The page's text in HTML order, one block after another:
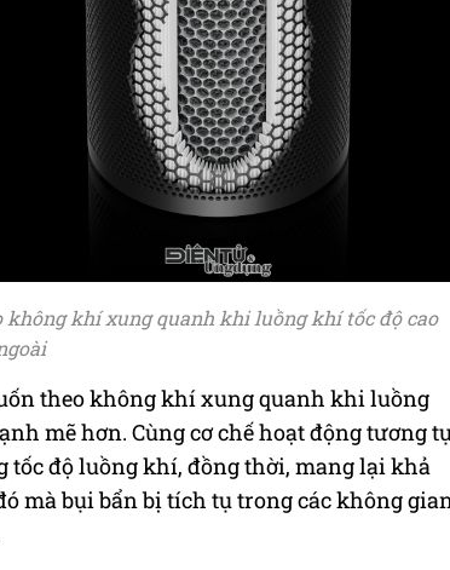
khí xung quanh khi luồng khí tốc độ cao
theo không khí xung quanh khi luồng
mẽ hơn. Cùng cơ chế hoạt động tương
tốc độ luồng khí, đồng thời, mang lại khả
mà bụi bẩn bị tích tụ trong các không